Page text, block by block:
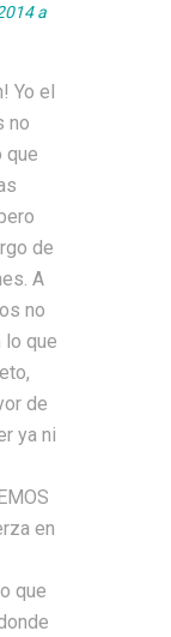
a
Yo el
no
que
de
A
no
lo que
de
ya ni
en
que